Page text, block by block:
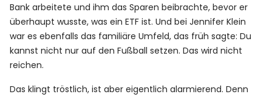
Bank arbeitete und ihm das Sparen beibrachte, bevor er
überhaupt wusste, was ein ETF ist. Und bei Jennifer Klein
war es ebenfalls das familiäre Umfeld, das früh sagte: Du
kannst nicht nur auf den Fußball setzen. Das wird nicht
reichen.
Das klingt tröstlich, ist aber eigentlich alarmierend. Denn